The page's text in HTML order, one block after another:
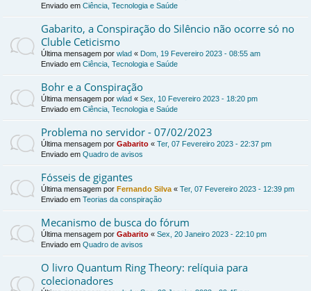
Enviado em Ciência, Tecnologia e Saúde
Gabarito, a Conspiração do Silêncio não ocorre só no
Cluble Ceticismo
Última mensagem por wlad « Dom, 19 Fevereiro 2023 - 08:55 am
Enviado em Ciência, Tecnologia e Saúde
Bohr e a Conspiração
Última mensagem por wlad « Sex, 10 Fevereiro 2023 - 18:20 pm
Enviado em Ciência, Tecnologia e Saúde
Problema no servidor - 07/02/2023
Última mensagem por Gabarito « Ter, 07 Fevereiro 2023 - 22:37 pm
Enviado em Quadro de avisos
Fósseis de gigantes
Última mensagem por Fernando Silva « Ter, 07 Fevereiro 2023 - 12:39 pm
Enviado em Teorias da conspiração
Mecanismo de busca do fórum
Última mensagem por Gabarito « Sex, 20 Janeiro 2023 - 22:10 pm
Enviado em Quadro de avisos
O livro Quantum Ring Theory: relíquia para
colecionadores